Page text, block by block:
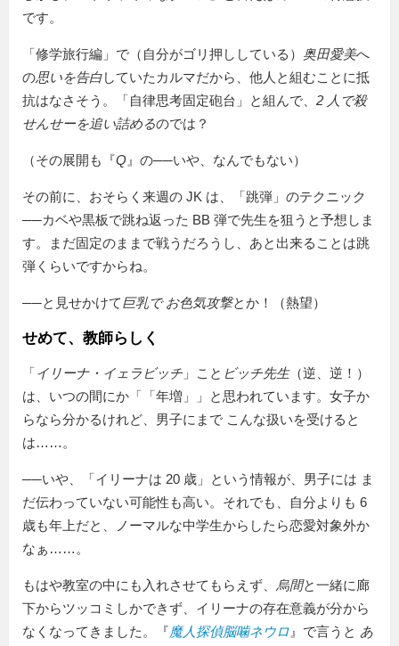
です。
「修学旅行編」で（自分がゴリ押ししている） 奥田愛美へ
の思いを告白していたカルマだから、他人と組むことに抵
抗はなさそう。「自律思考固定砲台」と組んで、 2 人で殺
せんせーを追い詰めるのでは？
（その展開も『Q 』の──いや、なんでもない）
その前に、おそらく来週の JK は、「跳弾」のテクニック
──カベや黒板で跳ね返った BB 弾で先生を狙うと予想しま
す。まだ固定のままで戦うだろうし、あと出来ることは跳
弾くらいですからね。
──と見せかけて巨乳で お色気攻撃とか！（熱望）
せめて、教師らしく
「イリーナ・イェラビッチ」こと ビッチ先生（逆、逆！）
は、いつの間にか「
年増
」と思われています。女子か
らなら分かるけれど、男子にまで こんな扱いを受けると
は……。
──いや、「イリーナは 20 歳」という情報が、男子には ま
だ伝わっていない可能性も高い。それでも、自分よりも 6
歳も年上だと、ノーマルな中学生からしたら恋愛対象外か
なぁ……。
もはや教室の中にも入れさせてもらえず、 烏間と一緒に廊
下からツッコミしかできず、イリーナの存在意義が分から
なくなってきました。『魔人探偵脳噛ネウロ 』で言うと あ